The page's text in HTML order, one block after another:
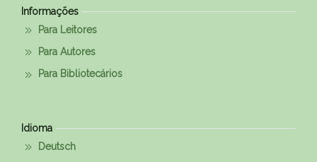
Informações
Para Leitores
Para Autores
Para Bibliotecários
Idioma
Deutsch